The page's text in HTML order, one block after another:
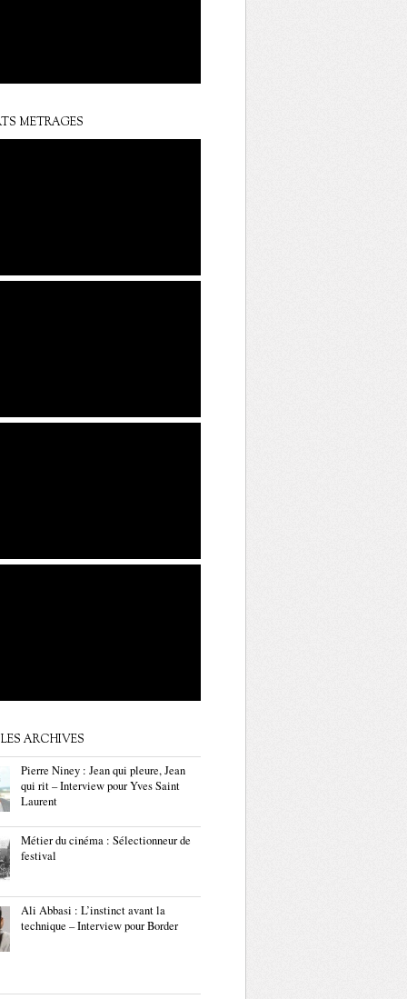
METRAGES
ARCHIVES
Pierre Niney : Jean qui pleure, Jean
qui rit – Interview pour Yves Saint
Laurent
Métier du cinéma : Sélectionneur de
festival
Ali Abbasi : L’instinct avant la
technique – Interview pour Border